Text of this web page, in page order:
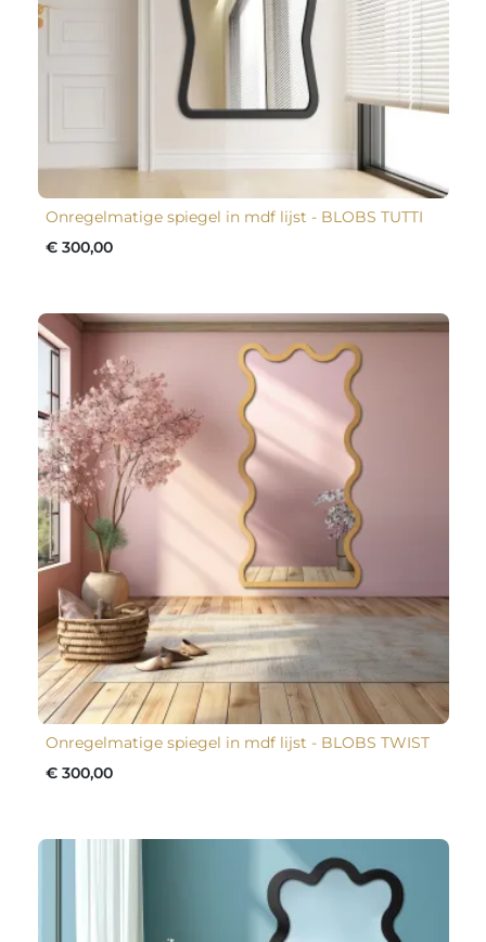
Onregelmatige spiegel in mdf lijst - BLOBS TUTTI
€ 300,00
Onregelmatige spiegel in mdf lijst - BLOBS TWIST
€ 300,00